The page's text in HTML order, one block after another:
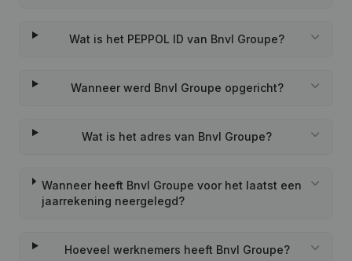
Wat is het PEPPOL ID van Bnvl Groupe?
Wanneer werd Bnvl Groupe opgericht?
Wat is het adres van Bnvl Groupe?
Wanneer heeft Bnvl Groupe voor het laatst een
jaarrekening neergelegd?
Hoeveel werknemers heeft Bnvl Groupe?